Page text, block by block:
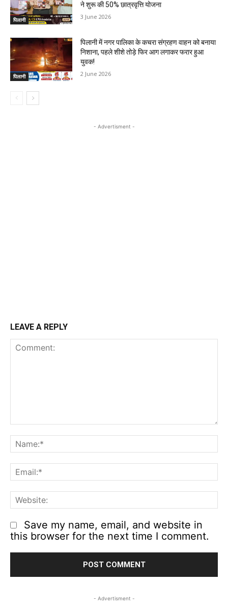
पिलानी
ने शुरू की 50% छात्रवृत्ति योजना
3 June 2026
पिलानी
पिलानी में नगर पालिका के कचरा संग्रहण वाहन को बनाया
निशाना, पहले शीशे तोड़े फिर आग लगाकर फरार हुआ
युवक!
2 June 2026
- Advertisment -
LEAVE A REPLY
Save my name, email, and website in
this browser for the next time I comment.
- Advertisment -